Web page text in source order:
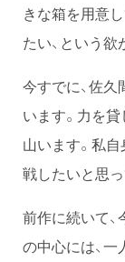
きな箱を用意
たい、という欲
今すでに、佐
います。力を貸
山います。私
戦したいと思っ
前作に続いて、
の中心には、